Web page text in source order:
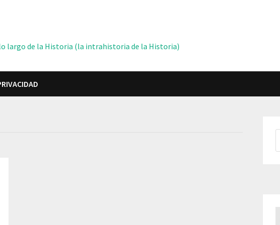
lo largo de la Historia (la intrahistoria de la Historia)